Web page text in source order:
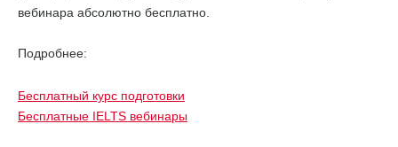
вебинара абсолютно бесплатно.
Подробнее:
Бесплатный курс подготовки
Бесплатные IELTS вебинары